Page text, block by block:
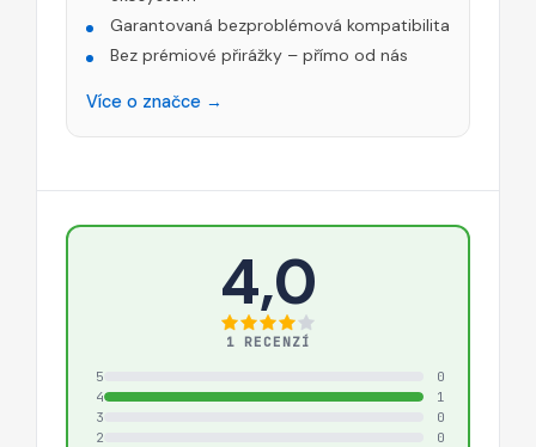
Garantovaná bezproblémová kompatibilita
Bez prémiové přirážky – přímo od nás
Více o značce →
4,0
1 RECENZÍ
5
0
4
1
3
0
2
0